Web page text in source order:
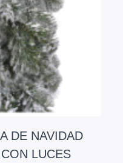
DE NAVIDAD
LUCES